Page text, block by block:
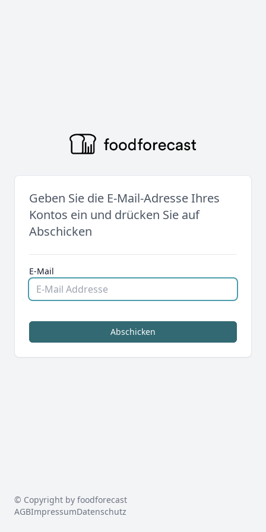
Geben Sie die E-Mail-Adresse Ihres
Kontos ein und drücken Sie auf
Abschicken
E-Mail
Abschicken
© Copyright by foodforecast
AGBImpressumDatenschutz